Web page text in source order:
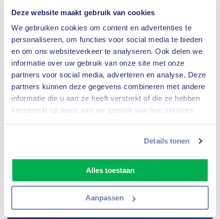
Deze website maakt gebruik van cookies
We gebruiken cookies om content en advertenties te
personaliseren, om functies voor social media te bieden
en om ons websiteverkeer te analyseren. Ook delen we
informatie over uw gebruik van onze site met onze
partners voor social media, adverteren en analyse. Deze
partners kunnen deze gegevens combineren met andere
informatie die u aan ze heeft verstrekt of die ze hebben
verzameld op basis van uw gebruik van hun services.
Details tonen
Alles toestaan
Aanpassen
Vanaf 999,-
8,8 Excellent
Gardameer, Zuid-Tirol & Dolomieten
10 september|1 oktober|15 oktober| ea.